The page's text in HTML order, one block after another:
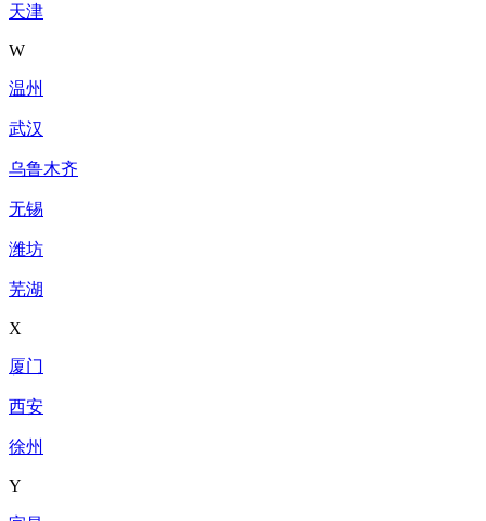
天津
W
温州
武汉
乌鲁木齐
无锡
潍坊
芜湖
X
厦门
西安
徐州
Y